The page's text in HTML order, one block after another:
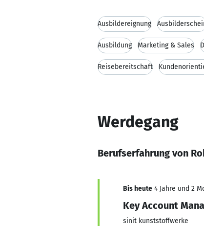
Ausbildereignung
Ausbildung Marketing & Sales
Reisebereitschaft
Werdegang
Berufserfahrung von
Bis heute 4 Jahre und 2
Key Account
sinit kunststoffwerke